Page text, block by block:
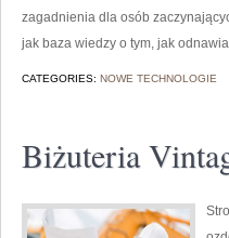
zagadnienia dla osób
jak baza wiedzy o tym, jak
CATEGORIES: NOWE TECHNOLOGIE
Biżuteria